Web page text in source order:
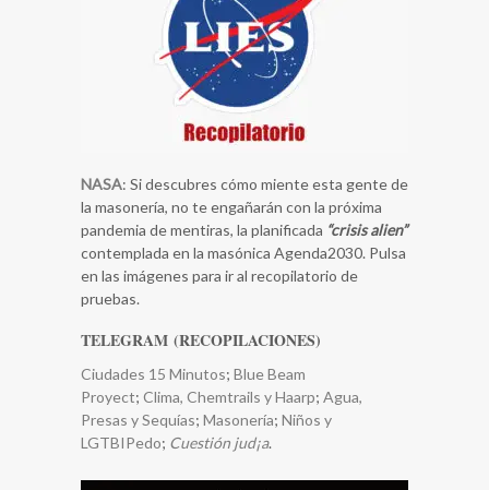
NASA: Si descubres cómo miente esta gente de
la masonería, no te engañarán con la próxima
pandemia de mentiras, la planificada “crisis alien”
contemplada en la masónica Agenda2030. Pulsa
en las imágenes para ir al recopilatorio de
pruebas.
TELEGRAM (RECOPILACIONES)
Ciudades 15 Minutos; Blue Beam
Proyect; Clima, Chemtrails y Haarp; ​Agua,
Presas y Sequías; Masonería; Niños y
LGTBIPedo; Cuestión jud¡a.